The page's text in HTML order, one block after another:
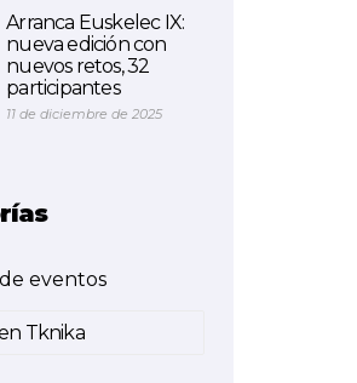
Arranca Euskelec IX:
nueva edición con
nuevos retos, 32
participantes
11 de diciembre de 2025
eventos
Tknika